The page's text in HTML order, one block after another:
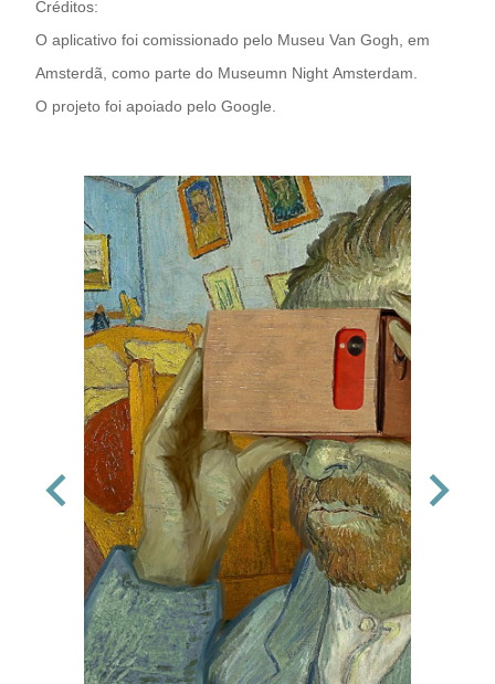
Créditos:
O aplicativo foi comissionado pelo Museu Van Gogh, em
Amsterdã, como parte do Museumn Night Amsterdam.
O projeto foi apoiado pelo Google.